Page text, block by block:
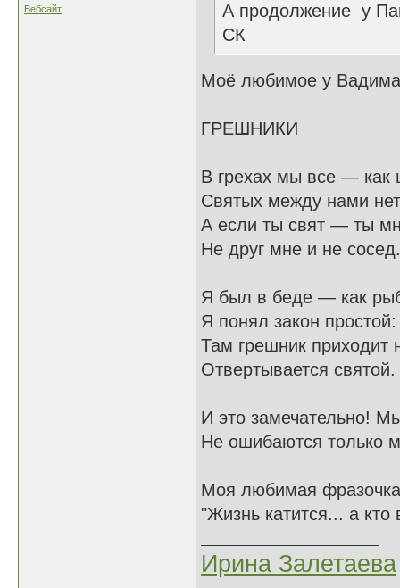
Вебсайт
А продолжение у
СК
Моё любимое у
ГРЕШНИКИ
В грехах мы все — как
Святых между нами
А если ты свят — ты
Не друг мне и не сосед.
Я был в беде — как
Я понял закон простой:
Там грешник приходит
Отвертывается святой.
И это замечательно!
Не ошибаются только
Моя любимая
"Жизнь катится... а
Ирина Залетаева